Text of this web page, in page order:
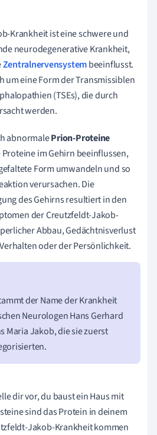
Krankheit ist eine schwere und
neurodegenerative Krankheit,
Zentralnervensystembeeinflusst.
um eine Form der Transmissiblen
(TSEs), die durch
werden.
abnormalePrion-Proteine
im Gehirn beeinflussen,
Form umwandeln und so
verursachen. Die
des Gehirns resultiert in den
der Creutzfeldt-Jakob-
Abbau, Gedächtnisverlust
oder der Persönlichkeit.
der Name der Krankheit
Neurologen Hans Gerhard
Maria Jakob, die sie zuerst
dir vor, du baust ein Haus mit
sind das Protein in deinem
Jakob-Krankheit kommen